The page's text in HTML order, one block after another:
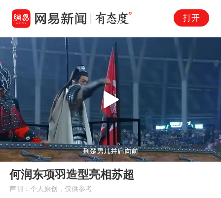
打开
00:00 00:49
Play
何润东项羽造型亮相苏超
声明：个人原创，仅供参考